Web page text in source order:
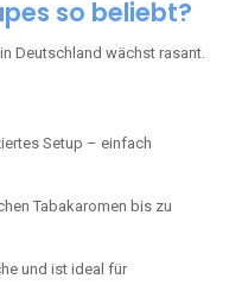
so beliebt?
Deutschland wächst rasant.
Setup – einfach
Tabakaromen bis zu
und ist ideal für